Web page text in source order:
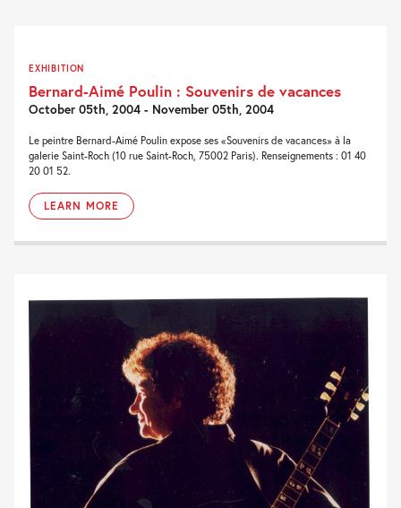
EXHIBITION
Bernard-Aimé Poulin : Souvenirs de vacances
October 05th, 2004 - November 05th, 2004
Le peintre Bernard-Aimé Poulin expose ses «Souvenirs de vacances» à la
galerie Saint-Roch (10 rue Saint-Roch, 75002 Paris). Renseignements : 01 40
20 01 52.
LEARN MORE